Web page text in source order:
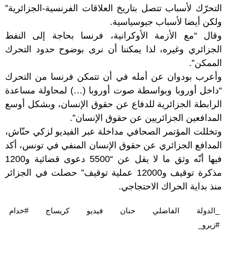
التحرّك لأسباب تتصل بتاريخ العلاقات الفرنسية-الجزائرية”
ولكن أيضا لأسباب جيوسياسية.
وقال “مع الأزمة الأوكرانية، فرنسا بحاجة إلى النفط
الجزائري وغيره، لذا يمكننا أن نرى بوضوح حدود التحرك
الممكن”.
وأعرب بودوان عن أمله في أن تتمكن فرنسا من التحرك
“داخل أوروبا وبواسطة صوت أوروبا (…) لمحاولة مساعدة
الرابطة الجزائرية للدفاع عن حقوق الإنسان، وبشكل أوسع
المدافعين الجزائريين عن حقوق الإنسان”.
وتخللت المؤتمر الصحافي مداخلة عبر الفيديو لزكي حنّاش،
المدافع الجزائري عن حقوق الإنسان المنفي في تونس، أكد
فيها أنّه وثق ما لا يقل عن “5500 دعوى قضائية و1200
مذكرة توقيف و12000 عملية توقيف” حصلت في الجزائر
منذ بداية الحراك الاحتجاجي.
_الدولة‬‎ الفاضلي حنان فيديو كريساج‬
‫#‏خدام
‫#‏زيرو_